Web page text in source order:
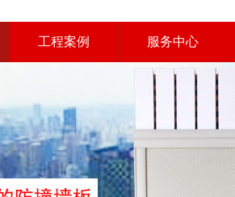
工程案例 服务中心